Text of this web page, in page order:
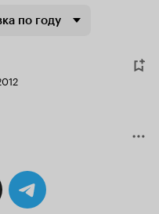
по году